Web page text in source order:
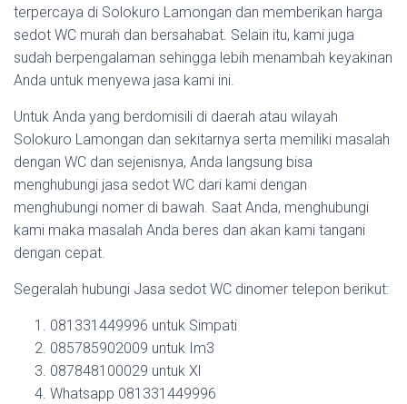
terpercaya di Solokuro Lamongan dan memberikan harga
sedot WC murah dan bersahabat. Selain itu, kami juga
sudah berpengalaman sehingga lebih menambah keyakinan
Anda untuk menyewa jasa kami ini.
Untuk Anda yang berdomisili di daerah atau wilayah
Solokuro Lamongan dan sekitarnya serta memiliki masalah
dengan WC dan sejenisnya, Anda langsung bisa
menghubungi jasa sedot WC dari kami dengan
menghubungi nomer di bawah. Saat Anda, menghubungi
kami maka masalah Anda beres dan akan kami tangani
dengan cepat.
Segeralah hubungi Jasa sedot WC dinomer telepon berikut:
081331449996 untuk Simpati
085785902009 untuk Im3
087848100029 untuk Xl
Whatsapp 081331449996